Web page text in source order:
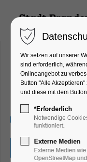
"Das
Ausstellung
05.12.2025,
Eintritt frei
Wir setzen auf unserer
sind erforderlich,
Onlineangebot zu
Button "Alle
und diese mit dem
*Erforderlich
Notwendige
funktioniert.
Externe Medien
Externe Medien
OpenStreetMap